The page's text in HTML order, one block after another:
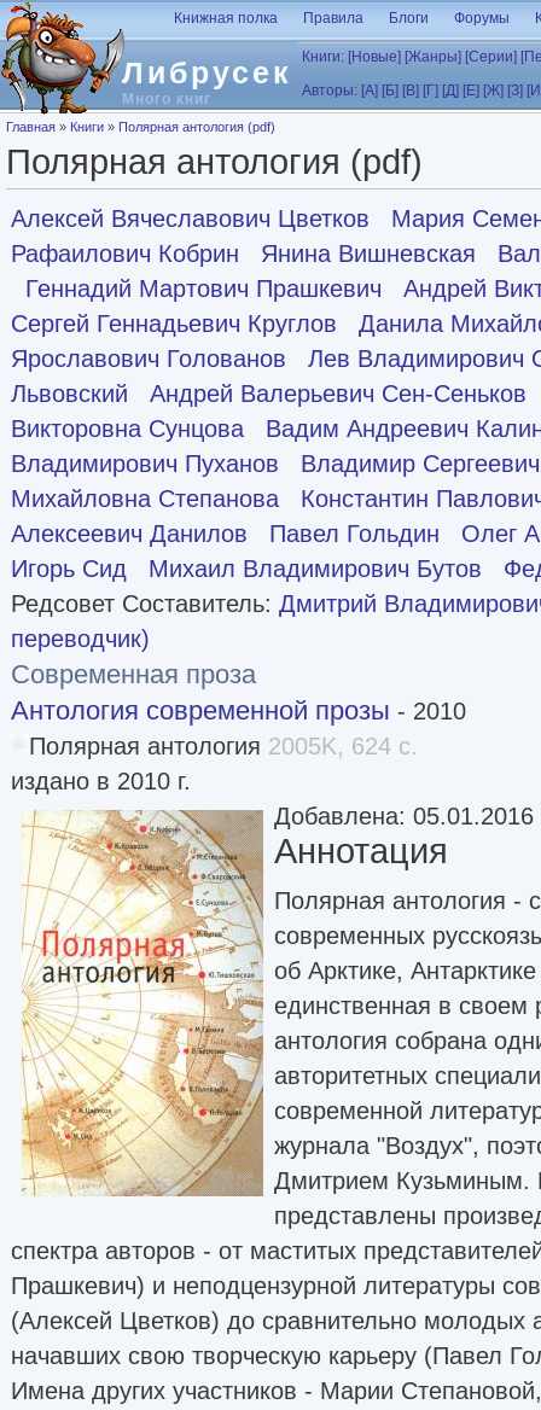
Перейти к основному содержанию
Либрусек
Много книг
Книжная полка Правила Блоги Форумы
Книги: [Новые] [Жанры] [Серии]
Авторы: [А] [Б] [В] [Г] [Д] [Е] [Ж] [З]
Вы здесь
Главная » Книги » Полярная антология (pdf)
Полярная антология (pdf)
Алексей Вячеславович Цветков
Мария
Рафаилович Кобрин
Янина Вишневская
Геннадий Мартович Прашкевич
Андрей
Сергей Геннадьевич Круглов
Данила
Ярославович Голованов
Лев Владимирович
Львовский
Андрей Валерьевич Сен-Сеньков
Викторовна Сунцова
Вадим Андреевич
Владимирович Пуханов
Владимир
Михайловна Степанова
Константин
Алексеевич Данилов
Павел Гольдин
Олег
Игорь Сид
Михаил Владимирович Бутов
Редсовет Составитель: Дмитрий
переводчик)
Современная проза
Антология современной прозы - 2010
Полярная антология 2005K, 624 с.
издано в 2010 г.
Добавлена: 05.01.2016
Аннотация
Полярная антология -
современных
об Арктике,
единственная в своем
антология собрана
авторитетных
современной
журнала "Воздух",
Дмитрием Кузьминым.
представлены
спектра авторов - от маститых
Прашкевич) и неподцензурной литературы
(Алексей Цветков) до сравнительно молодых
начавших свою творческую карьеру (Павел
Имена других участников - Марии